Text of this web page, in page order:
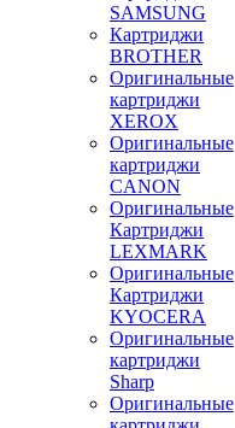
SAMSUNG
Картриджи
BROTHER
Оригинальные
картриджи
XEROX
Оригинальные
картриджи
CANON
Оригинальные
Картриджи
LEXMARK
Оригинальные
Картриджи
KYOCERA
Оригинальные
картриджи
Sharp
Оригинальные